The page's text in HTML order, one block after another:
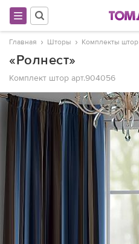
Главная Шторы Комплекты штор
«Ролнест»
Комплект штор арт.904056